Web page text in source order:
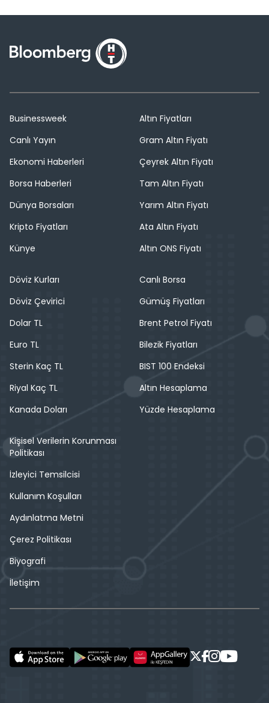
Businessweek
Canlı Yayın
Ekonomi Haberleri
Borsa Haberleri
Dünya Borsaları
Kripto Fiyatları
Künye
Altın Fiyatları
Gram Altın Fiyatı
Çeyrek Altın Fiyatı
Tam Altın Fiyatı
Yarım Altın Fiyatı
Ata Altın Fiyatı
Altın ONS Fiyatı
Döviz Kurları
Döviz Çevirici
Dolar TL
Euro TL
Sterin Kaç TL
Riyal Kaç TL
Kanada Doları
Canlı Borsa
Gümüş Fiyatları
Brent Petrol Fiyatı
Bilezik Fiyatları
BIST 100 Endeksi
Altın Hesaplama
Yüzde Hesaplama
Kişisel Verilerin Korunması
Politikası
İzleyici Temsilcisi
Kullanım Koşulları
Aydınlatma Metni
Çerez Politikası
Biyografi
İletişim